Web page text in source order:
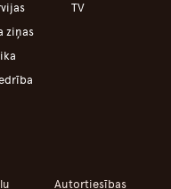
ziņas
TV
Autortiesības